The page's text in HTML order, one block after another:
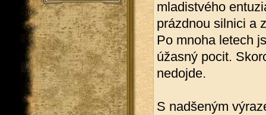
mladistvého
prázdnou silnici a
Po mnoha letech
úžasný pocit.
nedojde.
S nadšeným